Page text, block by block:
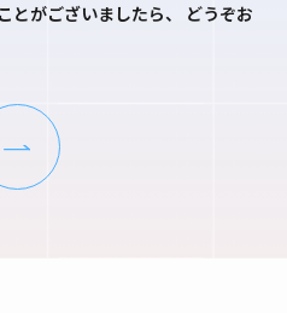
がございましたら、
どうぞお